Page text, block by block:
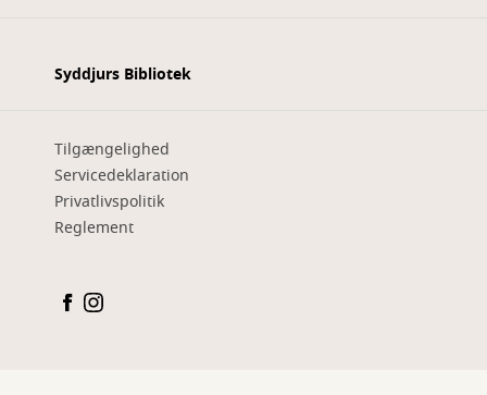
Syddjurs Bibliotek
Tilgængelighed
Servicedeklaration
Privatlivspolitik
Reglement